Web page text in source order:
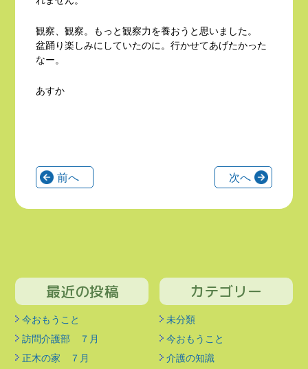
観察、観察。もっと観察力を養おうと思いました。
盆踊り楽しみにしていたのに。行かせてあげたかった
なー。
あすか
前へ 次へ
最近の投稿
今おもうこと
訪問介護部 ７月
正木の家 ７月
カテゴリー
未分類
今おもうこと
介護の知識